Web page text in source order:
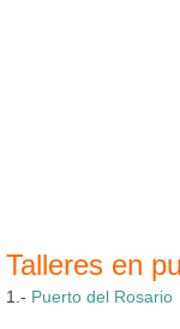
Talleres en
1.- Puerto del Rosario